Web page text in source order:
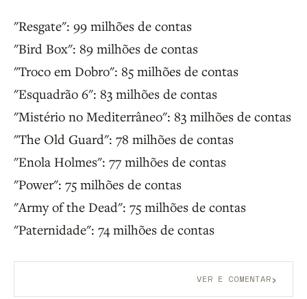
"Resgate": 99 milhões de contas
"Bird Box": 89 milhões de contas
"Troco em Dobro": 85 milhões de contas
"Esquadrão 6": 83 milhões de contas
"Mistério no Mediterrâneo": 83 milhões de contas
"The Old Guard": 78 milhões de contas
"Enola Holmes": 77 milhões de contas
"Power": 75 milhões de contas
"Army of the Dead": 75 milhões de contas
"Paternidade": 74 milhões de contas
VER E COMENTAR›